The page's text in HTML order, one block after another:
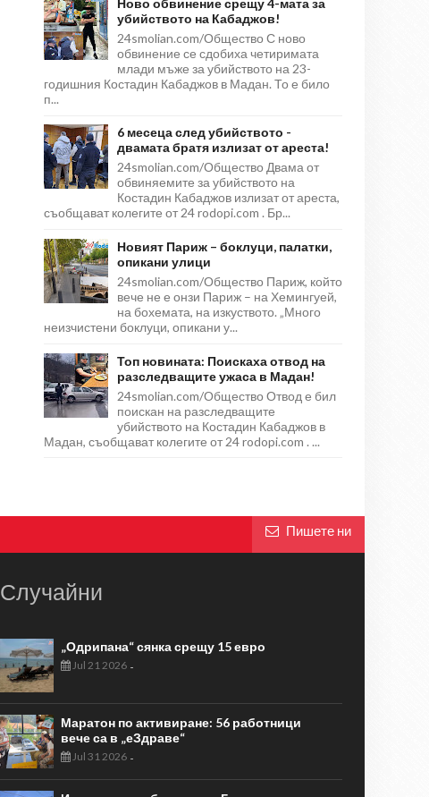
убийството на Кабаджов!
24smolian.com/Общество С ново
обвинение се сдобиха четиримата
млади мъже за убийството на 23-
годишния Костадин Кабаджов в Мадан. То е било
п...
6 месеца след убийството -
двамата братя излизат от ареста!
24smolian.com/Общество Двама от
обвиняемите за убийството на
Костадин Кабаджов излизат от ареста,
съобщават колегите от 24 rodopi.com . Бр...
Новият Париж – боклуци, палатки,
опикани улици
24smolian.com/Общество Париж, който
вече не е онзи Париж – на Хемингуей,
на бохемата, на изкуството. „Много
неизчистени боклуци, опикани у...
Топ новината: Поискаха отвод на
разследващите ужаса в Мадан!
24smolian.com/Общество Отвод е бил
поискан на разследващите
убийството на Костадин Кабаджов в
Мадан, съобщават колегите от 24 rodopi.com . ...
Пишете ни
Случайни
„Одрипана“ сянка срещу 15 евро
Jul 21 2026-
Маратон по активиране: 56 работници
вече са в „еЗдраве“
Jul 31 2026-